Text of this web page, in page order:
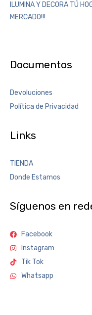
ILUMINA Y DECORA TÚ
MERCADO!!!
Documentos
Devoluciones
Política de Privacidad
Links
TIENDA
Donde Estamos
Síguenos en
Facebook
Instagram
Tik Tok
Whatsapp